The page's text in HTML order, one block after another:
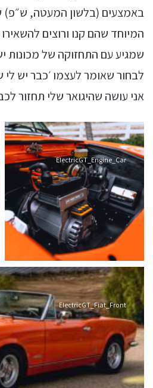
באמצעים (בלשון המעטה, ש״פ)
המיוחד שהם קנו ורוצים
שמגיע עם התחזוקה של מכונות
לבחור שאומר לעצמו ׳כבר יש
אני עושה שהיגואר שלי תחזור
ElectricGT_Engine_Car
ElectricGT_Fiat_Front